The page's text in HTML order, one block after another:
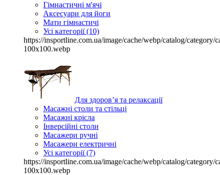
Гімнастичні м'ячі
Аксесуари для йоги
Мати гімнастичі
Усі категорії (10)
https://insportline.com.ua/image/cache/webp/catalog/category/
100x100.webp
Для здоров’я та релаксації
Масажні столи та стільці
Масажні крісла
Інверсійні столи
Масажери ручні
Масажери електричні
Усі категорії (7)
https://insportline.com.ua/image/cache/webp/catalog/category/
100x100.webp